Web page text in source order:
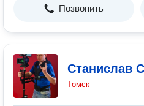
Позвонить
Станислав
Томск